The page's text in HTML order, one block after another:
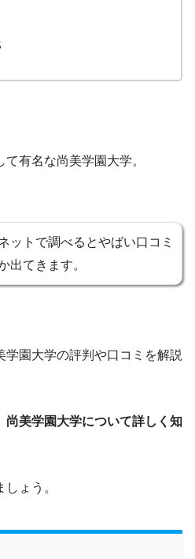
有名な尚美学園大学。
ットで調べるとやばい口コミ
出てきます。
学園大学の評判や口コミを解説
尚美学園大学について詳しく知
ょう。